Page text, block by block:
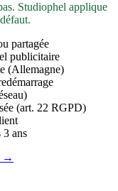
Studiophel applique
partagée
publicitaire
(Allemagne)
(art. 22 RGPD)
3 ans
→